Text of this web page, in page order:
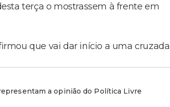
terça o mostrassem à frente em
que vai dar início a uma cruzada
a opinião do Política Livre